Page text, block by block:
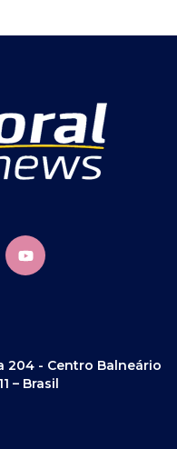
204 - Centro Balneário
– Brasil